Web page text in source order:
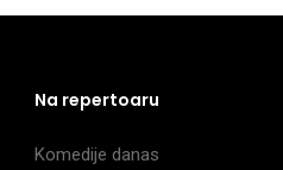
Na repertoaru
Komedije danas